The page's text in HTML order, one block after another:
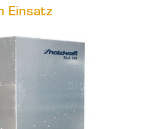
Einsatz